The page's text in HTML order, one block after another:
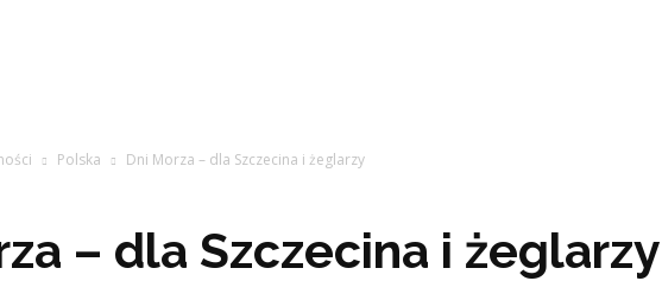
Polska Dni Morza – dla Szczecina i żeglarzy
– dla Szczecina i żeglarzy